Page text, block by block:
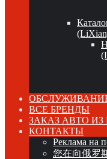
ВСЕ БРЕНДЫ
ЗАКАЗ АВТО ИЗ
КОНТАКТЫ
Реклама на
您在向俄罗